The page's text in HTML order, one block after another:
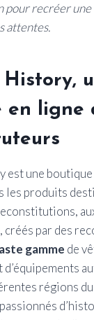
pour recréer
attentes.
History,
en ligne
est une
les produits
créés par des
gamme de
d’équipements
régions